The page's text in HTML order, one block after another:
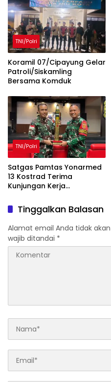
Kampung Sesor
TNI/Polri
Koramil 07/Cipayung Gelar
Patroli/Siskamling
Bersama Komduk
TNI/Polri
Satgas Pamtas Yonarmed
13 Kostrad Terima
Kunjungan Kerja
121/Alambhana Wanawwai
Tinggalkan Balasan
Alamat email Anda tidak
wajib ditandai *